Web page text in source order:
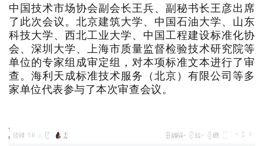
中国技术市场协会副会长王兵、副秘书长王彦出席
了此次会议。北京建筑大学、中国石油大学、山东
科技大学、西北工业大学、中国工程建设标准化协
会、深圳大学、上海市质量监督检验技术研究院等
单位的专家组成审定组，对本项标准文本进行了审
查。海利天成标准技术服务（北京）有限公司等多
家单位代表参与了本次审查会议。